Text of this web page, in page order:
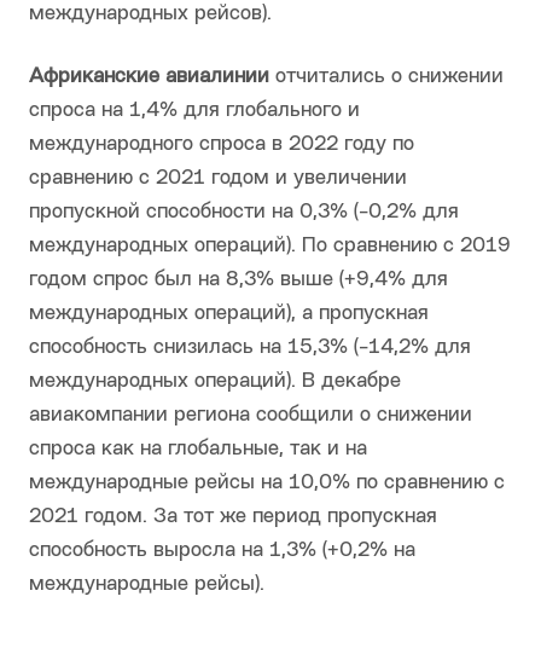
международных рейсов).
Африканские авиалинии отчитались о снижении
спроса на 1,4% для глобального и
международного спроса в 2022 году по
сравнению с 2021 годом и увеличении
пропускной способности на 0,3% (-0,2% для
международных операций). По сравнению с 2019
годом спрос был на 8,3% выше (+9,4% для
международных операций), а пропускная
способность снизилась на 15,3% (-14,2% для
международных операций). В декабре
авиакомпании региона сообщили о снижении
спроса как на глобальные, так и на
международные рейсы на 10,0% по сравнению с
2021 годом. За тот же период пропускная
способность выросла на 1,3% (+0,2% на
международные рейсы).